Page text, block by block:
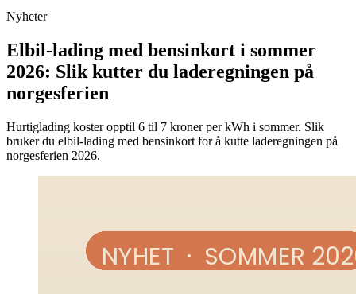
Nyheter
Elbil-lading med bensinkort i sommer
2026: Slik kutter du laderegningen på
norgesferien
Hurtiglading koster opptil 6 til 7 kroner per kWh i sommer. Slik
bruker du elbil-lading med bensinkort for å kutte laderegningen på
norgesferien 2026.